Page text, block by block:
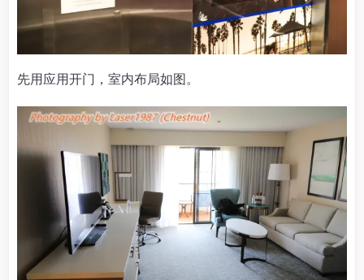
先用应用开门，室内布局如图。